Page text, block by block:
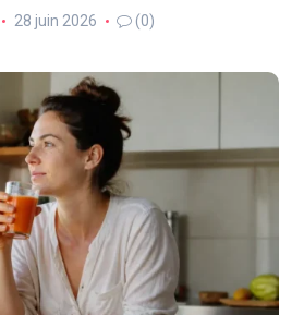
28 juin 2026 (0)